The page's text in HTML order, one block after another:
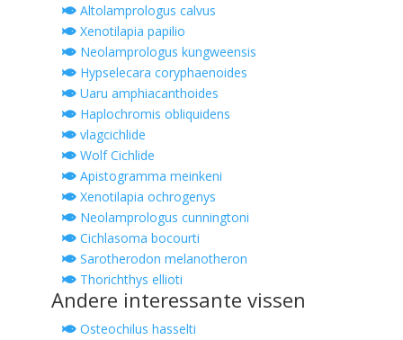
Altolamprologus calvus
Xenotilapia papilio
Neolamprologus kungweensis
Hypselecara coryphaenoides
Uaru amphiacanthoides
Haplochromis obliquidens
vlagcichlide
Wolf Cichlide
Apistogramma meinkeni
Xenotilapia ochrogenys
Neolamprologus cunningtoni
Cichlasoma bocourti
Sarotherodon melanotheron
Thorichthys ellioti
Andere interessante vissen
Osteochilus hasselti